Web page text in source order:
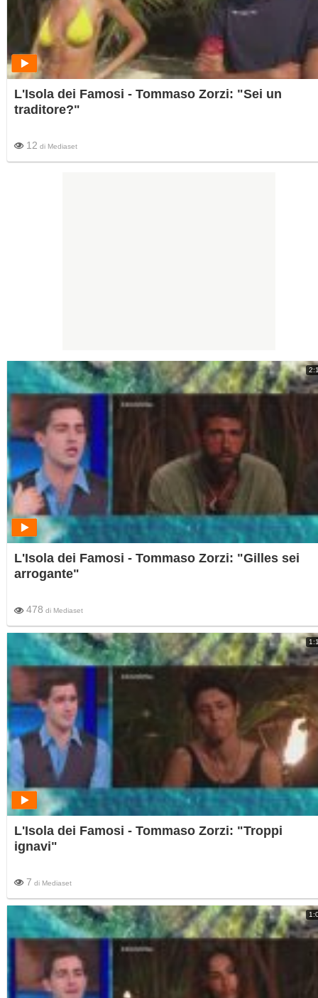
L'Isola dei Famosi - Tommaso Zorzi: "Sei un
traditore?"
12 di Mediaset
L'Isola dei Famosi - Tommaso Zorzi: "Gilles sei
arrogante"
478 di Mediaset
L'Isola dei Famosi - Tommaso Zorzi: "Troppi
ignavi"
7 di Mediaset